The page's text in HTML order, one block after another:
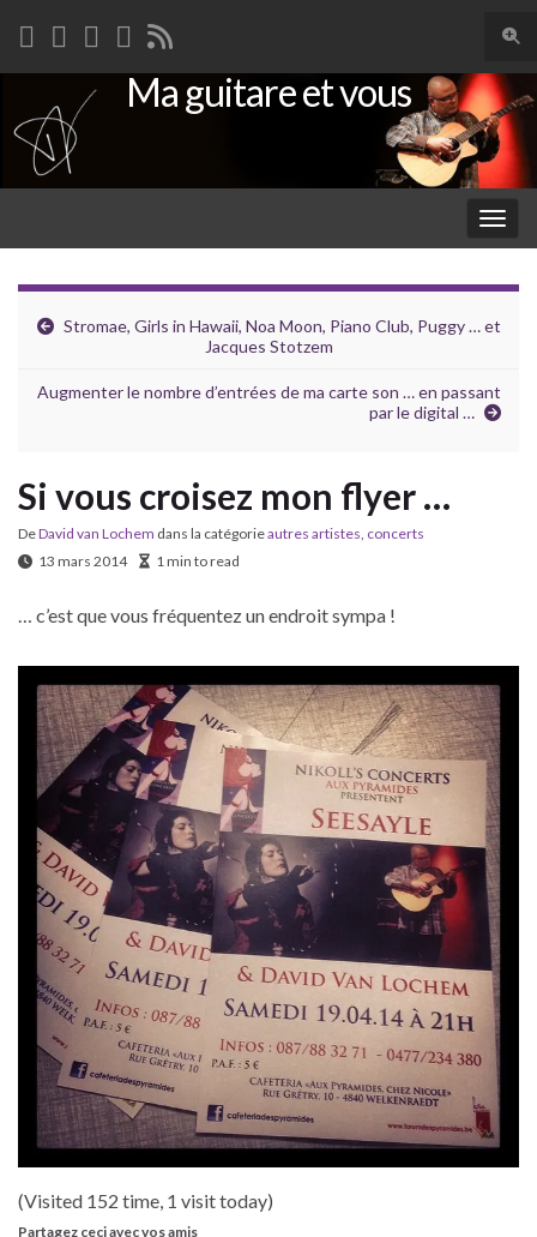
Search for:
Ma guitare et vous
Stromae, Girls in Hawaii, Noa Moon, Piano Club, Puggy … et
Jacques Stotzem
Augmenter le nombre d’entrées de ma carte son … en passant
par le digital …
Si vous croisez mon flyer …
DeDavid van Lochem dans la catégorieautres artistes concerts
13 mars 2014
1 min to read
… c’est que vous fréquentez un endroit sympa !
(Visited 152 time, 1 visit today)
Partagez ceci avec vos amis